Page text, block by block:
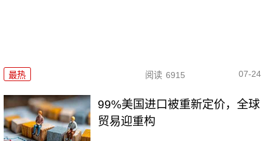
最热 阅读 6915 07-24
99%美国进口被重新定价，全球
贸易迎重构